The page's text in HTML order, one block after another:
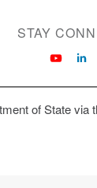
STAY
of State